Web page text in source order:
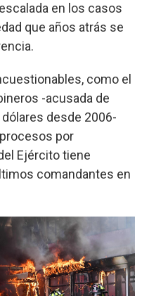
en los casos
que años atrás se
como el
-acusada de
desde 2006-
por
Ejército tiene
comandantes en